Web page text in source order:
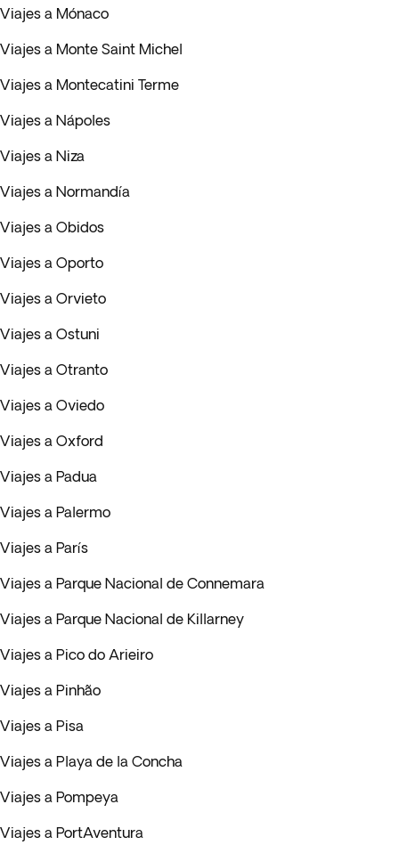
Viajes a Mónaco
Viajes a Monte Saint Michel
Viajes a Montecatini Terme
Viajes a Nápoles
Viajes a Niza
Viajes a Normandía
Viajes a Obidos
Viajes a Oporto
Viajes a Orvieto
Viajes a Ostuni
Viajes a Otranto
Viajes a Oviedo
Viajes a Oxford
Viajes a Padua
Viajes a Palermo
Viajes a París
Viajes a Parque Nacional de Connemara
Viajes a Parque Nacional de Killarney
Viajes a Pico do Arieiro
Viajes a Pinhão
Viajes a Pisa
Viajes a Playa de la Concha
Viajes a Pompeya
Viajes a PortAventura